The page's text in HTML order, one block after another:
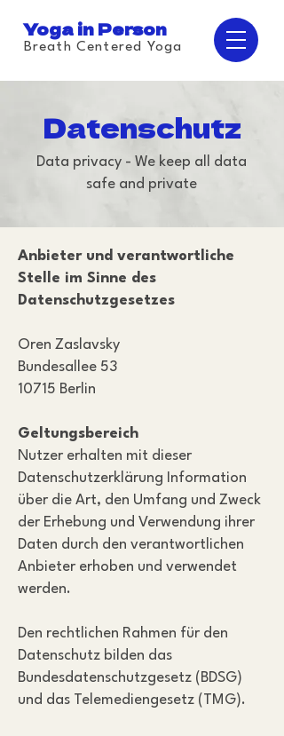
Yoga in Person
Breath Centered Yoga
Datenschutz
Data privacy - We keep all data
safe and private
Anbieter und verantwortliche
Stelle im Sinne des
Datenschutzgesetzes
Oren Zaslavsky
Bundesallee 53
10715 Berlin
Geltungsbereich
Nutzer erhalten mit dieser
Datenschutzerklärung Information
über die Art, den Umfang und Zweck
der Erhebung und Verwendung ihrer
Daten durch den verantwortlichen
Anbieter erhoben und verwendet
werden.
Den rechtlichen Rahmen für den
Datenschutz bilden das
Bundesdatenschutzgesetz (BDSG)
und das Telemediengesetz (TMG).